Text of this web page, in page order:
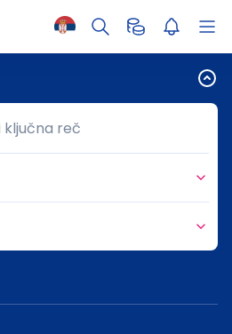
ključna reč
ključna reč